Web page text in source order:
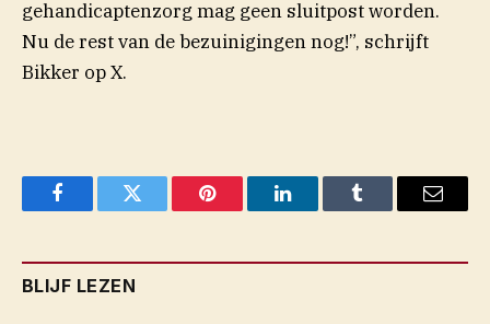
gehandicaptenzorg mag geen sluitpost worden.
Nu de rest van de bezuinigingen nog!”, schrijft
Bikker op X.
FacebookTwitter Pinterest LinkedInTumblr Email
BLIJF LEZEN